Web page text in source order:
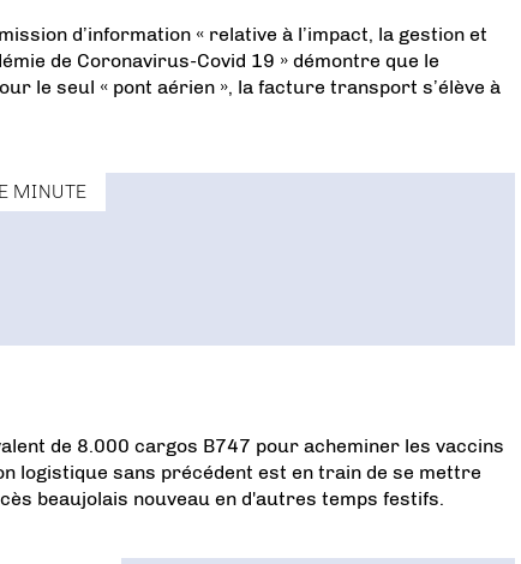
d’information « relative à l’impact, la gestion et
de Coronavirus-Covid 19 » démontre que le
le seul « pont aérien », la facture transport s’élève à
MINUTE
de 8.000 cargos B747 pour acheminer les vaccins
logistique sans précédent est en train de se mettre
beaujolais nouveau en d'autres temps festifs.